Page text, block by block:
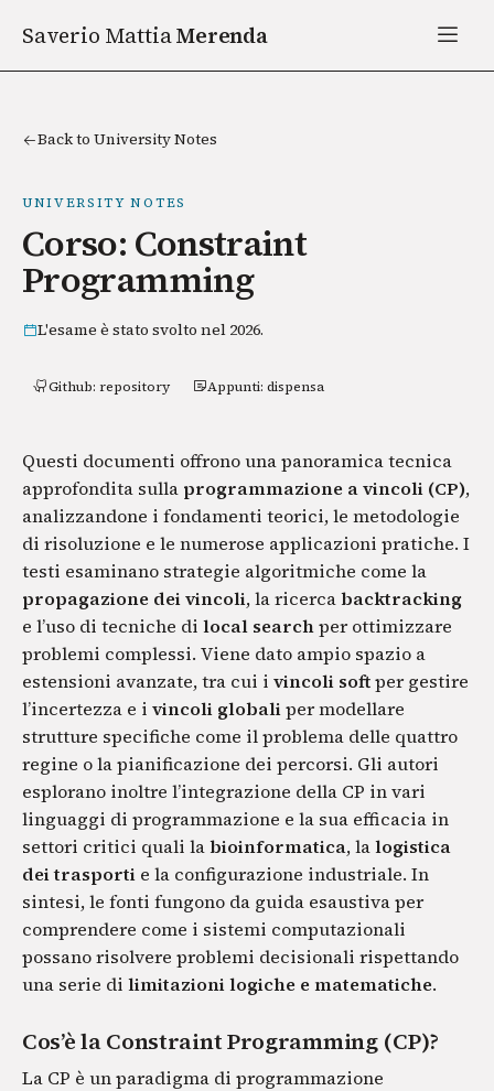
Saverio MattiaMerenda
Back to University Notes
UNIVERSITY NOTES
Corso: Constraint
Programming
L'esame è stato svolto nel 2026.
Github: repository Appunti: dispensa
Questi documenti offrono una panoramica tecnica
approfondita sulla programmazione a vincoli (CP),
analizzandone i fondamenti teorici, le metodologie
di risoluzione e le numerose applicazioni pratiche. I
testi esaminano strategie algoritmiche come la
propagazione dei vincoli, la ricercabacktracking
e l’uso di tecniche di local searchper ottimizzare
problemi complessi. Viene dato ampio spazio a
estensioni avanzate, tra cui i vincoli softper gestire
l’incertezza e i vincoli globaliper modellare
strutture specifiche come il problema delle quattro
regine o la pianificazione dei percorsi. Gli autori
esplorano inoltre l’integrazione della CP in vari
linguaggi di programmazione e la sua efficacia in
settori critici quali labioinformatica, lalogistica
dei trasporti e la configurazione industriale. In
sintesi, le fonti fungono da guida esaustiva per
comprendere come i sistemi computazionali
possano risolvere problemi decisionali rispettando
una serie di limitazioni logiche e matematiche.
Cos’è la Constraint Programming (CP)?
La CP è un paradigma di programmazione